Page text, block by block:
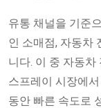
유통 채널을 기준
인 소매점, 자동차
니다. 이 중 자동
스프레이 시장에
동안 빠른 속도로